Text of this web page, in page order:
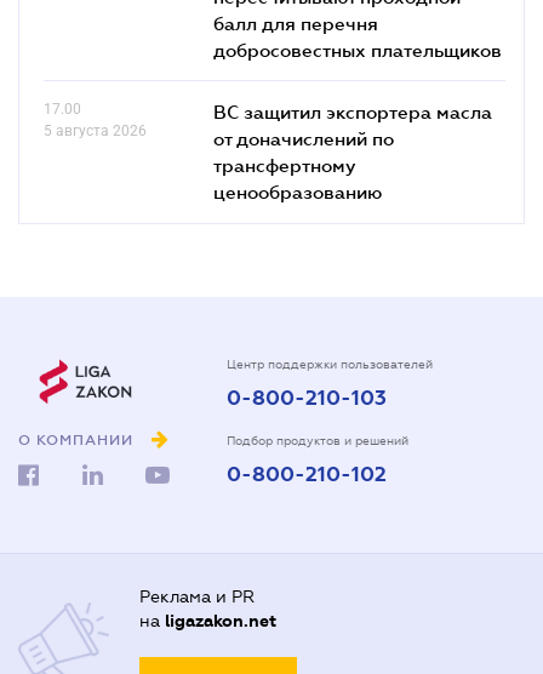
балл для перечня
добросовестных плательщиков
17.00
5 августа 2026
ВС защитил экспортера масла
от доначислений по
трансфертному
ценообразованию
О КОМПАНИИ
Центр поддержки пользователей
0-800-210-103
Подбор продуктов и решений
0-800-210-102
Реклама и PR
на ligazakon.net